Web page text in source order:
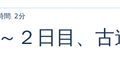
２日目、
間: 2分